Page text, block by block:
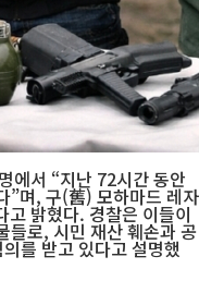
에서 “지난 72시간 동안
”며, 구(舊) 모하마드 레자
밝혔다. 경찰은 이들이
들로, 시민 재산 훼손과 공
를 받고 있다고 설명했